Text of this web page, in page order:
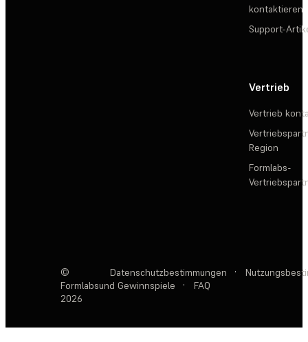
kontaktieren
Support-
Vertrieb
Vertrieb
Region
Formlabs-
©
Formlabs
2026
Datenschutzbestimmungen ·
und Gewinnspiele
· FAQ